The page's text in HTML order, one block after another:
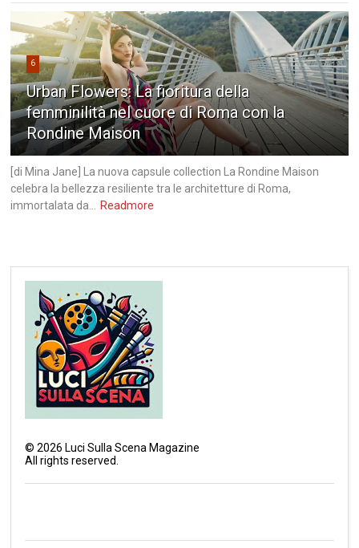
6
Urban Flowers: La fioritura della
femminilità nel cuore di Roma con la
Rondine Maison
[di Mina Jane] La nuova capsule collection La Rondine Maison
celebra la bellezza resiliente tra le architetture di Roma,
immortalata da... Readmore
©2026 Luci Sulla Scena Magazine
All rights reserved.